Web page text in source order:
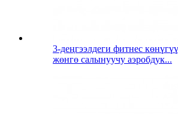
3-деңгээлдеги фитнес
жөнгө салынуучу аэробдук...